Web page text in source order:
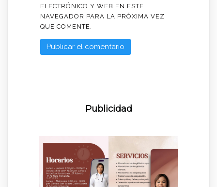
ELECTRÓNICO Y WEB EN ESTE
NAVEGADOR PARA LA PRÓXIMA VEZ
QUE COMENTE.
Publicidad